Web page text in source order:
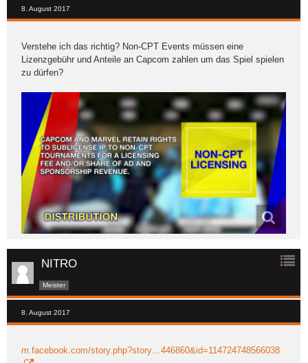
8. August 2017
Verstehe ich das richtig? Non-CPT Events müssen eine
Lizenzgebühr und Anteile an Capcom zahlen um das Spiel spielen
zu dürfen?
NITRO
Meister
8. August 2017
m.facebook.com/story.php?story…446860&id=114724748566038